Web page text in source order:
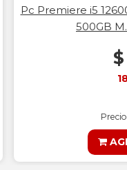
Pc Premiere i5
500GB